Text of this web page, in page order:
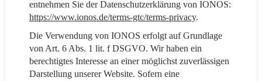
entnehmen Sie der Datenschutzerklärung von IONOS:
https://www.ionos.de/terms-gtc/terms-privacy.
Die Verwendung von IONOS erfolgt auf Grundlage
von Art. 6 Abs. 1 lit. f DSGVO. Wir haben ein
berechtigtes Interesse an einer möglichst zuverlässigen
Darstellung unserer Website. Sofern eine